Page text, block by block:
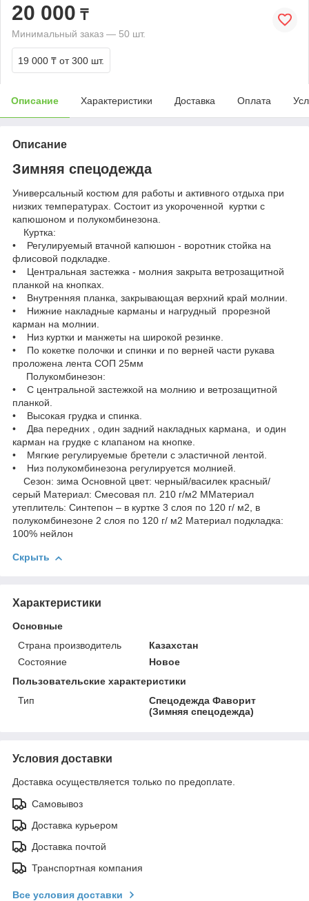
20 000 ₸
Минимальный заказ — 50 шт.
19 000 ₸ от 300 шт.
Описание Характеристики Доставка Оплата
Описание
Зимняя спецодежда
Универсальный костюм для работы и активного отдыха при
низких температурах. Состоит из укороченной куртки с
капюшоном и полукомбинезона.
Куртка:
• Регулируемый втачной капюшон - воротник стойка на
флисовой подкладке.
• Центральная застежка - молния закрыта ветрозащитной
планкой на кнопках.
• Внутренняя планка, закрывающая верхний край молнии.
• Нижние накладные карманы и нагрудный прорезной
карман на молнии.
• Низ куртки и манжеты на широкой резинке.
• По кокетке полочки и спинки и по верней части рукава
проложена лента СОП 25мм
Полукомбинезон:
• С центральной застежкой на молнию и ветрозащитной
планкой.
• Высокая грудка и спинка.
• Два передних , один задний накладных кармана, и один
карман на грудке с клапаном на кнопке.
• Мягкие регулируемые бретели с эластичной лентой.
• Низ полукомбинезона регулируется молнией.
Сезон: зима Основной цвет: черный/василек красный/
серый Материал: Смесовая пл. 210 г/м2 ММатериал
утеплитель: Синтепон – в куртке 3 слоя по 120 г/ м2, в
полукомбинезоне 2 слоя по 120 г/ м2 Материал подкладка:
100% нейлон
Скрыть
Характеристики
Основные
Страна производитель
Казахстан
Состояние
Новое
Пользовательские характеристики
Тип
Спецодежда Фаворит
(Зимняя спецодежда)
Условия доставки
Доставка осуществляется только по предоплате.
Самовывоз
Доставка курьером
Доставка почтой
Транспортная компания
Все условия доставки